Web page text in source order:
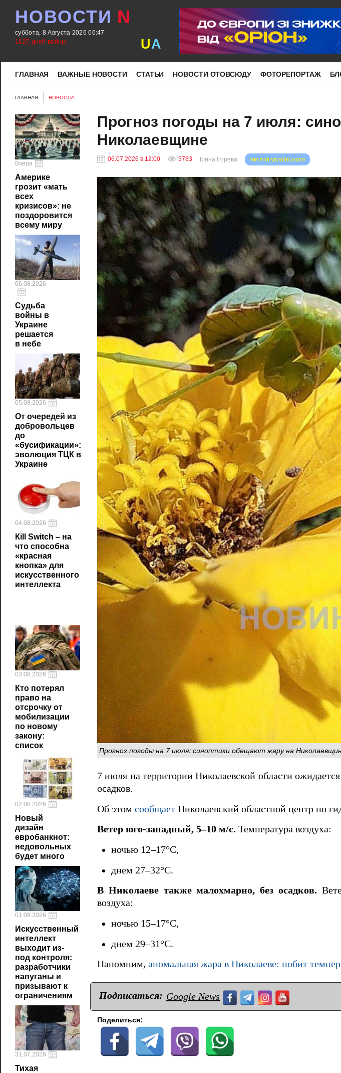
НОВОСТИ N
суббота, 8 Августа 2026 06:47
1627 дней войны
UA
ГЛАВНАЯ ВАЖНЫЕ НОВОСТИ СТАТЬИ НОВОСТИ ОТОВСЮДУ ФОТОРЕПОРТАЖ
ГЛАВНАЯ НОВОСТИ
Вчера
Америке
грозит «мать
всех
кризисов»: не
поздоровится
всему миру
06.08.2026
Судьба
войны в
Украине
решается
в небе
05.08.2026
От очередей из
добровольцев
до
«бусификации»:
эволюция ТЦК в
Украине
04.08.2026
Кill Switch – на
что способна
«красная
кнопка» для
искусственного
интеллекта
03.08.2026
Кто потерял
право на
отсрочку от
мобилизации
по новому
закону:
список
02.08.2026
Новый
дизайн
евробанкнот:
недовольных
будет много
01.08.2026
Искусственный
интеллект
выходит из-
под контроля:
разработчики
напуганы и
призывают к
ограничениям
31.07.2026
Тихая
Прогноз погоды на 7 июля:
Николаевщине
06.07.2026 в 12:00 3783 читати українською
Ірина Ігорева
Прогноз погоды на 7 июля: синоптики обещают жару на
7 июля на территории Николаевской области ожидается
осадков.
Об этом сообщает Николаевский областной центр по
Ветер юго‑западный, 5–10 м/с. Температура воздуха:
ночью 12–17°С,
днем 27–32°С.
В Николаеве также малохмарно, без осадков.
воздуха:
ночью 15–17°С,
днем 29–31°С.
Напомним, аномальная жара в Николаеве: побит
Подписаться: Google News
Поделиться: